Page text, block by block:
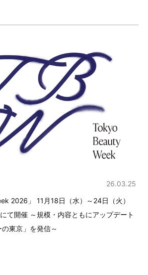
26.03.25
2026」 11月18日（水）～24日（火）
て開催 ～規模・内容ともにアップデート
東京」を発信～